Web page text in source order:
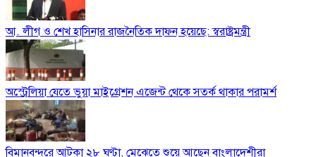
আ. লীগ ও শেখ হাসিনার রাজনৈতিক দাফন হয়েছে: স্বরাষ্ট্রমন্ত্রী
অস্ট্রেলিয়া যেতে ভুয়া মাইগ্রেশন এজেন্ট থেকে সতর্ক থাকার পরামর্শ
বিমানবন্দরে আটকা ২৮ ঘণ্টা, মেঝেতে শুয়ে আছেন বাংলাদেশীরা